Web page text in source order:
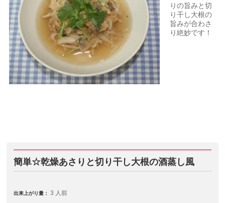
りの旨みと切
り干し大根の
旨みが合わさ
り絶妙です！
簡単☆乾燥あさりと切り干し大根の酒蒸し風
出来上がり量： 3 人前